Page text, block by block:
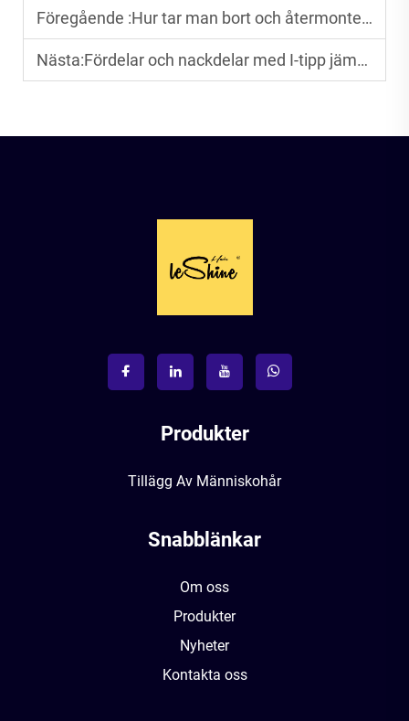
Föregående :Hur tar man bort och återmonterar tape-hår utan att skada det naturliga håret?
Nästa:Fördelar och nackdelar med I-tipp jämfört med U-tipp hår för långvariga salonkunder.
Produkter
Tillägg Av Människohår
Snabblänkar
Om oss
Produkter
Nyheter
Kontakta oss